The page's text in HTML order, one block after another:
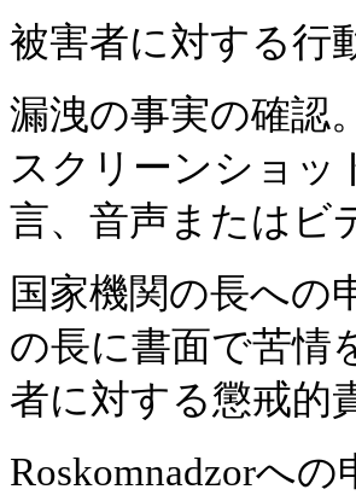
被害者に対する行
漏洩の事実の確認
スクリーンショッ
言、音声またはビ
国家機関の長への
の長に書面で苦情
者に対する懲戒的
Roskomnadzorへ